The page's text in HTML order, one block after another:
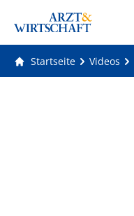
Startseite Videos